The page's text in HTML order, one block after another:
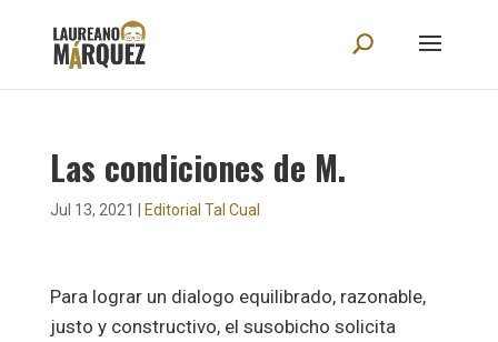
Las condiciones de M.
Jul 13, 2021 Editorial Tal Cual
Para lograr un dialogo equilibrado, razonable,
justo y constructivo, el susobicho solicita